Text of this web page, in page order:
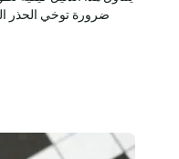
ضرورة توخي الحذر